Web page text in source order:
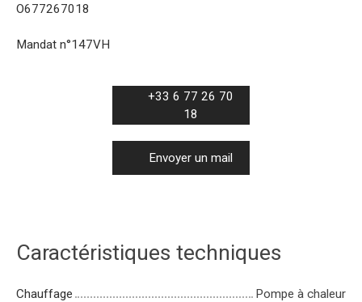
O677267018
Mandat n°147VH
+33 6 77 26 70
18
Envoyer un mail
Caractéristiques techniques
Chauffage
Pompe à chaleur